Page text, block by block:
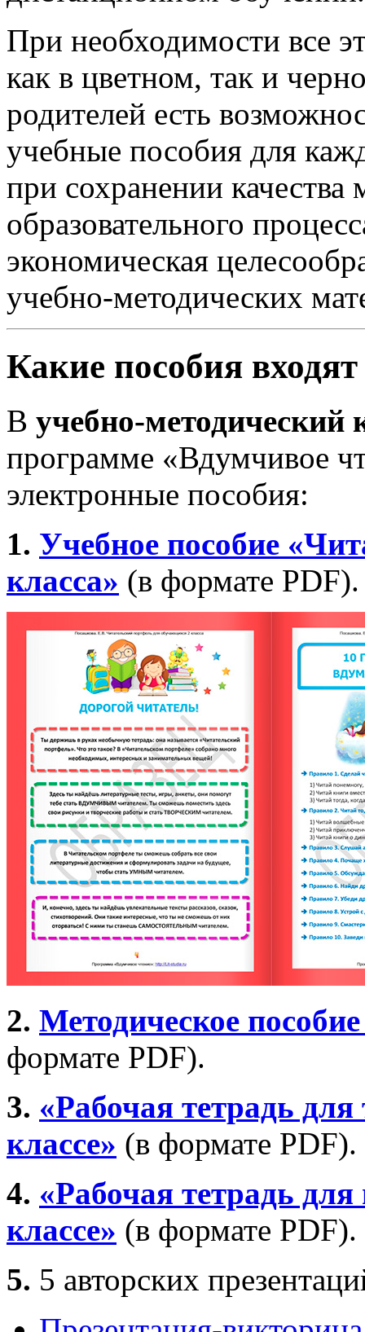
При необходимости все
как в цветном, так и
родителей есть
учебные пособия для
при сохранении качества
образовательного
экономическая
учебно-методических
Какие пособия
В учебно-методический
программе «Вдумчивое
электронные пособия:
1. Учебное пособие
класса» (в формате PDF).
2. Методическое
формате PDF).
3. «Рабочая тетрадь
классе» (в формате PDF).
4. «Рабочая тетрадь
классе» (в формате PDF).
5. 5 авторских